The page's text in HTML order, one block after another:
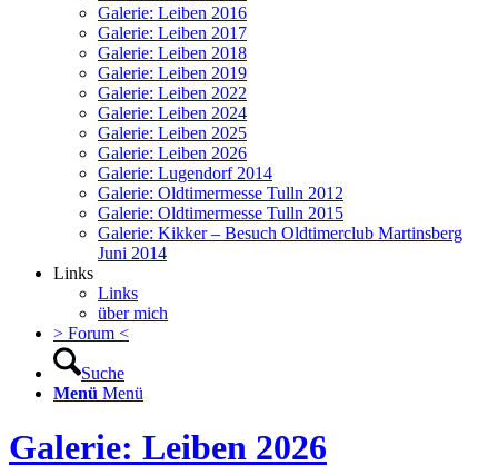
Galerie: Leiben 2016
Galerie: Leiben 2017
Galerie: Leiben 2018
Galerie: Leiben 2019
Galerie: Leiben 2022
Galerie: Leiben 2024
Galerie: Leiben 2025
Galerie: Leiben 2026
Galerie: Lugendorf 2014
Galerie: Oldtimermesse Tulln 2012
Galerie: Oldtimermesse Tulln 2015
Galerie: Kikker – Besuch Oldtimerclub Martinsberg
Juni 2014
Links
Links
über mich
> Forum <
Suche
Menü Menü
Galerie: Leiben 2026